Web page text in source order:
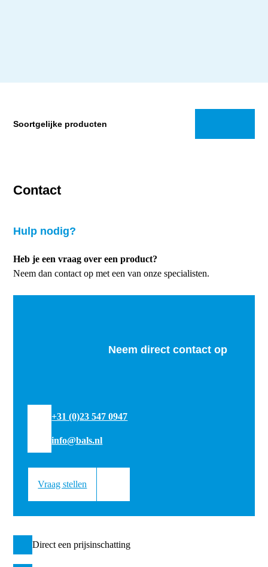
Soortgelijke producten
Contact
Hulp nodig?
Heb je een vraag over een product?
Neem dan contact op met een van onze specialisten.
Neem direct contact op
+31 (0)23 547 0947
info@bals.nl
Vraag stellen
Direct een prijsinschatting